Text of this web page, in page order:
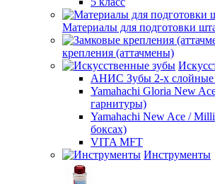
Материалы для подготовки
крепления (аттачмены)
АНИС Зубы 2-х слойные
Yamahachi Gloria New
гарнитуры)
Yamahachi New Ace /
боксах)
VITA MFT
Инструменты